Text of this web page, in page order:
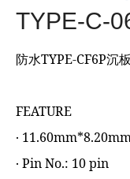
TYPE-C-
防水TYPE-CF6P沉
FEATURE
‧
‧ Pin No.: 10 pin